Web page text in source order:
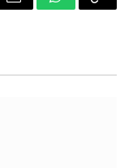
Email WhatsApp
Copy